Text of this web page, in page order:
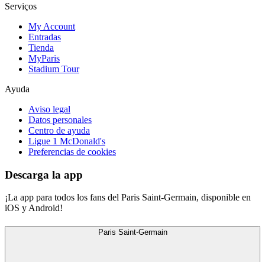
Serviços
My Account
Entradas
Tienda
MyParis
Stadium Tour
Ayuda
Aviso legal
Datos personales
Centro de ayuda
Ligue 1 McDonald's
Preferencias de cookies
Descarga la app
¡La app para todos los fans del Paris Saint-Germain, disponible en
iOS y Android!
Paris Saint-Germain